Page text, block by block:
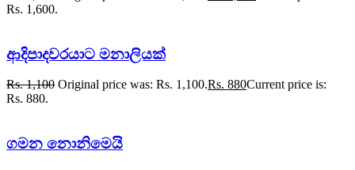
Rs. 1,600.
ආදිපාදවරයාට මනාලියක්
Rs.1,100 Original price was: Rs. 1,100.Rs. 880Current price is:
Rs. 880.
ගමන නොනිමෙයි